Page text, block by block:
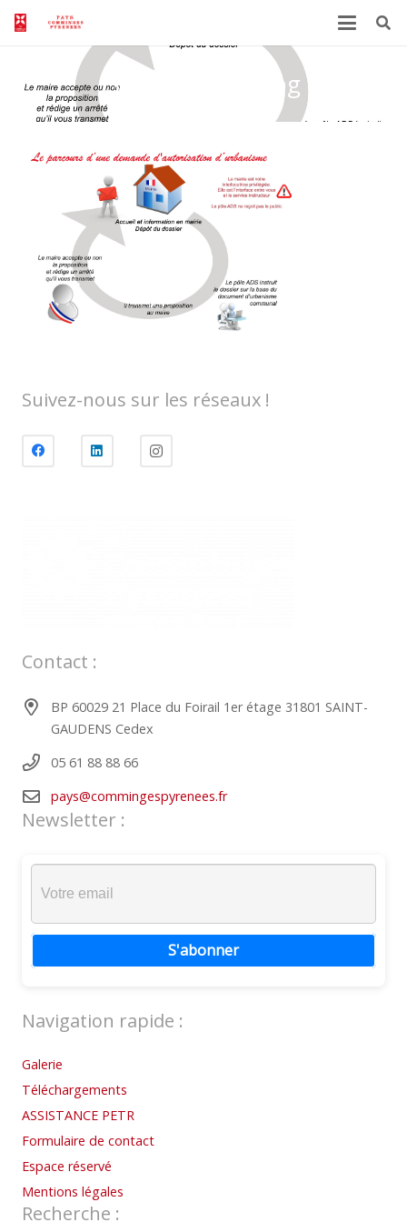
Schéma ADS okjpg
Suivez-nous sur les réseaux !
Contact :
BP 60029 21 Place du Foirail 1er étage 31801 SAINT-
GAUDENS Cedex
05 61 88 88 66
pays@commingespyrenees.fr
Newsletter :
S'abonner
Navigation rapide :
Galerie
Téléchargements
ASSISTANCE PETR
Formulaire de contact
Espace réservé
Mentions légales
Recherche :